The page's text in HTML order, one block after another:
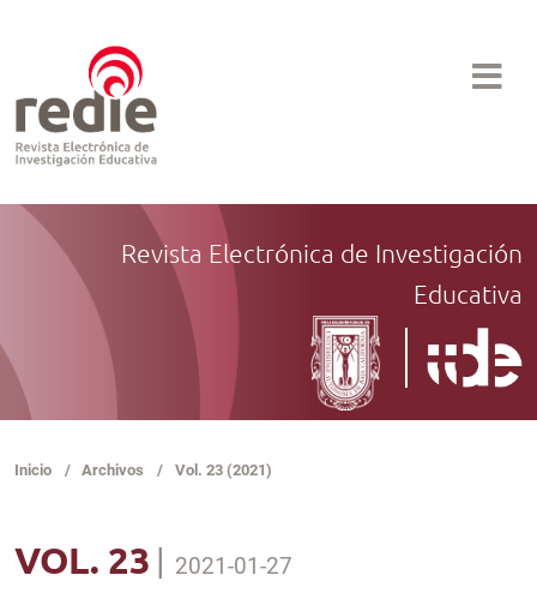
Revista Electrónica de Investigación
Educativa
Inicio / Archivos / Vol. 23 (2021)
VOL. 23 | 2021-01-27